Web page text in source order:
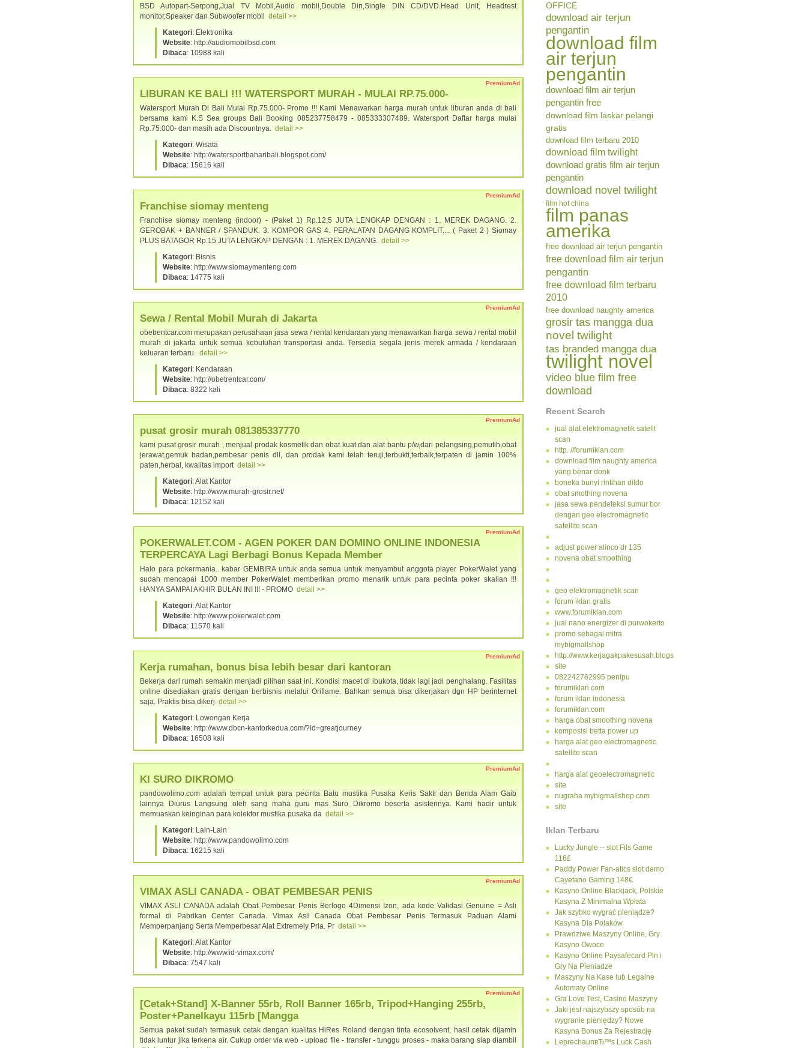
OFFICE
download air terjun
pengantin
download film
air terjun
pengantin
download film air terjun
pengantin free
download film laskar pelangi
gratis
download film terbaru 2010
download film twilight
download gratis film air terjun
pengantin
download novel twilight
film hot china
film panas
amerika
free download air terjun pengantin
free download film air terjun
pengantin
free download film terbaru
2010
free download naughty america
grosir tas mangga dua
novel twilight
tas branded mangga dua
twilight novel
video blue film free
download
Recent Search
jual alat elektromagnetik satelit
scan
http. //forumiklan.com
download film naughty america
yang benar donk
boneka bunyi rintihan dildo
obat smothing novena
jasa sewa pendeteksi sumur bor
dengan geo electromagnetic
satellite scan
adjust power alinco dr 135
novena obat smoothing
geo elektromagnetik scan
forum iklan gratis
www.forumiklan.com
jual nano energizer di purwokerto
promo sebagai mitra
mybigmallshop
http://www.kerjagakpakesusah.blogspot.com/
site
082242762995 penipu
forumiklan com
forum iklan indonesia
forumiklan.com
harga obat smoothing novena
komposisi betta power up
harga alat geo electromagnetic
satellite scan
harga alat geoelectromagnetic
site
nugraha mybigmallshop.com
site
Iklan Terbaru
Lucky Jungle -- slot Fils Game
116£
Paddy Power Fan-atics slot demo
Cayetano Gaming 148€
Kasyno Online Blackjack, Polskie
Kasyna Z Minimalna Wpłata
Jak szybko wygrać pieniądze?
Kasyna Dla Polaków
Prawdziwe Maszyny Online, Gry
Kasyno Owoce
Kasyno Online Paysafecard Pln i
Gry Na Pieniadze
Maszyny Na Kase lub Legalne
Automaty Online
Gra Love Test, Casino Maszyny
Jaki jest najszybszy sposób na
wygranie pieniędzy? Nowe
Kasyna Bonus Za Rejestrację
LeprechaunвЂ™s Luck Cash
BSD Autopart-Serpong,Jual TV Mobil,Audio mobil,Double Din,Single DIN CD/DVD.Head Unit, Headrest
monitor,Speaker dan Subwoofer mobil detail >>
Kategori: Elektronika
Website: http://audiomobilbsd.com
Dibaca: 10988 kali
PremiumAd
LIBURAN KE BALI !!! WATERSPORT MURAH - MULAI RP.75.000-
Watersport Murah Di Bali Mulai Rp.75.000- Promo !!! Kami Menawarkan harga murah untuk liburan anda di bali
bersama kami K.S Sea groups Bali Booking 085237758479 - 085333307489. Watersport Daftar harga mulai
Rp.75.000- dan masih ada Discountnya. detail >>
Kategori: Wisata
Website: http://watersportbaharibali.blogspot.com/
Dibaca: 15616 kali
PremiumAd
Franchise siomay menteng
Franchise siomay menteng (indoor) - (Paket 1) Rp.12,5 JUTA LENGKAP DENGAN : 1. MEREK DAGANG. 2.
GEROBAK + BANNER / SPANDUK. 3. KOMPOR GAS 4. PERALATAN DAGANG KOMPLIT.... ( Paket 2 ) Siomay
PLUS BATAGOR Rp.15 JUTA LENGKAP DENGAN : 1. MEREK DAGANG. detail >>
Kategori: Bisnis
Website: http://www.siomaymenteng.com
Dibaca: 14775 kali
PremiumAd
Sewa / Rental Mobil Murah di Jakarta
obetrentcar.com merupakan perusahaan jasa sewa / rental kendaraan yang menawarkan harga sewa / rental mobil
murah di jakarta untuk semua kebutuhan transportasi anda. Tersedia segala jenis merek armada / kendaraan
keluaran terbaru. detail >>
Kategori: Kendaraan
Website: http://obetrentcar.com/
Dibaca: 8322 kali
PremiumAd
pusat grosir murah 081385337770
kami pusat grosir murah , menjual prodak kosmetik dan obat kuat dan alat bantu p/w,dari pelangsing,pemutih,obat
jerawat,gemuk badan,pembesar penis dll, dan prodak kami telah teruji,terbukti,terbaik,terpaten di jamin 100%
paten,herbal, kwalitas import detail >>
Kategori: Alat Kantor
Website: http://www.murah-grosir.net/
Dibaca: 12152 kali
PremiumAd
POKERWALET.COM - AGEN POKER DAN DOMINO ONLINE INDONESIA
TERPERCAYA Lagi Berbagi Bonus Kepada Member
Halo para pokermania.. kabar GEMBIRA untuk anda semua untuk menyambut anggota player PokerWalet yang
sudah mencapai 1000 member PokerWalet memberikan promo menarik untuk para pecinta poker skalian !!!
HANYA SAMPAI AKHIR BULAN INI !!! - PROMO detail >>
Kategori: Alat Kantor
Website: http://www.pokerwalet.com
Dibaca: 11570 kali
PremiumAd
Kerja rumahan, bonus bisa lebih besar dari kantoran
Bekerja dari rumah semakin menjadi pilihan saat ini. Kondisi macet di ibukota, tidak lagi jadi penghalang. Fasilitas
online disediakan gratis dengan berbisnis melalui Oriflame. Bahkan semua bisa dikerjakan dgn HP berinternet
saja. Praktis bisa dikerj detail >>
Kategori: Lowongan Kerja
Website: http://www.dbcn-kantorkedua.com/?id=greatjourney
Dibaca: 16508 kali
PremiumAd
KI SURO DIKROMO
pandowolimo.com adalah tempat untuk para pecinta Batu mustika Pusaka Keris Sakti dan Benda Alam Gaib
lainnya Diurus Langsung oleh sang maha guru mas Suro Dikromo beserta asistennya. Kami hadir untuk
memuaskan keinginan para kolektor mustika pusaka da detail >>
Kategori: Lain-Lain
Website: http://www.pandowolimo.com
Dibaca: 16215 kali
PremiumAd
VIMAX ASLI CANADA - OBAT PEMBESAR PENIS
VIMAX ASLI CANADA adalah Obat Pembesar Penis Berlogo 4Dimensi Izon, ada kode Validasi Genuine = Asli
formal di Pabrikan Center Canada. Vimax Asli Canada Obat Pembesar Penis Termasuk Paduan Alami
Memperpanjang Serta Memperbesar Alat Extremely Pria. Pr detail >>
Kategori: Alat Kantor
Website: http://www.id-vimax.com/
Dibaca: 7547 kali
PremiumAd
[Cetak+Stand] X-Banner 55rb, Roll Banner 165rb, Tripod+Hanging 255rb,
Poster+Panelkayu 115rb [Mangga
Semua paket sudah termasuk cetak dengan kualitas HiRes Roland dengan tinta ecosolvent, hasil cetak dijamin
tidak luntur jika terkena air. Cukup order via web - upload file - transfer - tunggu proses - maka barang siap diambil